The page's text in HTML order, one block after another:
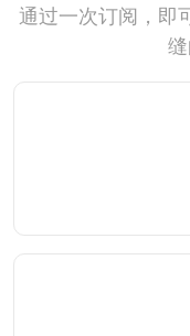
通过一次订阅，即